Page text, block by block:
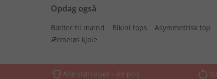
Opdag også
Bælter til mænd Bikini tops Asymmetrisk top
Ærmeløs kjole
Alle størrelser - én pris